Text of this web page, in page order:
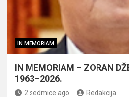
IN MEMORIAM
IN MEMORIAM – ZORAN
1963–2026.
2 sedmice ago Redakcija